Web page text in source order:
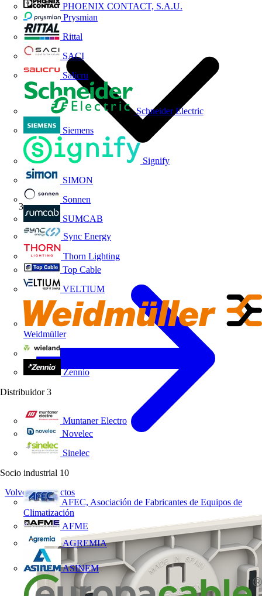
PHOENIX CONTACT, S.A.U.
Prysmian
Rittal
SACI
Salicru
Schneider Electric
Siemens
Signify
SIMON
Sonnen
SUMCAB
Sync Energy
Thorn Lighting
Top Cable
VELTIUM
Weidmüller
Zennio
Distribuidor 3
Muntaner Electro
Novelec
Sinelec
Socio industrial 10
AFEC, Asociación de Fabricantes de Equipos de
Climatización
AFME
AGREMIA
ASINEM
Niessen
Volver a Productos